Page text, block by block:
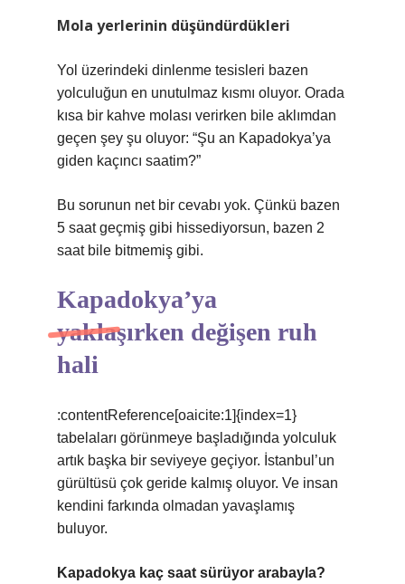
Mola yerlerinin düşündürdükleri
Yol üzerindeki dinlenme tesisleri bazen
yolculuğun en unutulmaz kısmı oluyor. Orada
kısa bir kahve molası verirken bile aklımdan
geçen şey şu oluyor: “Şu an Kapadokya’ya
giden kaçıncı saatim?”
Bu sorunun net bir cevabı yok. Çünkü bazen
5 saat geçmiş gibi hissediyorsun, bazen 2
saat bile bitmemiş gibi.
Kapadokya’ya
yaklaşırken değişen ruh
hali
:contentReference[oaicite:1]{index=1}
tabelaları görünmeye başladığında yolculuk
artık başka bir seviyeye geçiyor. İstanbul’un
gürültüsü çok geride kalmış oluyor. Ve insan
kendini farkında olmadan yavaşlamış
buluyor.
Kapadokya kaç saat sürüyor arabayla?